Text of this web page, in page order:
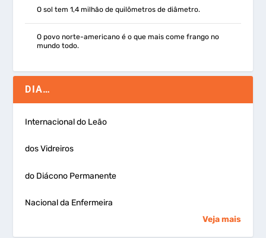
O sol tem 1,4 milhão de quilômetros de diâmetro.
O povo norte-americano é o que mais come frango no
mundo todo.
DIA…
Internacional do Leão
dos Vidreiros
do Diácono Permanente
Nacional da Enfermeira
Veja mais